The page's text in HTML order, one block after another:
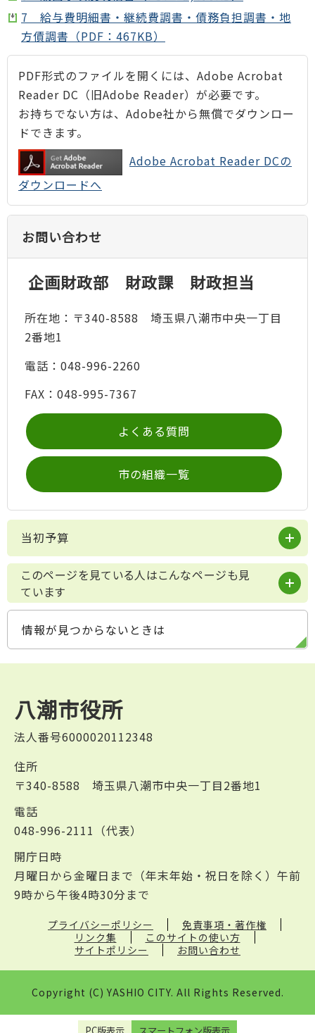
7 給与費明細書・継続費調書・債務負担調書・地
方債調書（PDF：467KB）
PDF形式のファイルを開くには、Adobe Acrobat
Reader DC（旧Adobe Reader）が必要です。
お持ちでない方は、Adobe社から無償でダウンロー
ドできます。
Adobe Acrobat Reader DCの
ダウンロードへ
お問い合わせ
企画財政部 財政課 財政担当
所在地：〒340-8588 埼玉県八潮市中央一丁目
2番地1
電話：048-996-2260
FAX：048-995-7367
よくある質問
市の組織一覧
当初予算
このページを見ている人はこんなページも見
ています
情報が見つからないときは
八潮市役所
法人番号6000020112348
住所
〒340-8588 埼玉県八潮市中央一丁目2番地1
電話
048-996-2111（代表）
開庁日時
月曜日から金曜日まで（年末年始・祝日を除く）午前
9時から午後4時30分まで
プライバシーポリシー
免責事項・著作権
リンク集
このサイトの使い方
サイトポリシー
お問い合わせ
Copyright (C) YASHIO CITY. All Rights Reserved.